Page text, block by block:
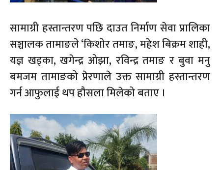
सामाग्री हस्तान्तरण पछि दाउत निर्माण सेवा प्रालिका
सञ्चालक तामाङले ‘किशोर तमाङ, महेश बिक्रम शाही,
यज्ञ खड्का, खगेन्द्र ओझा, रविन्द्र तमाङ र बुवा मनु
बमजम तामाङको प्रेरणाले उक्त सामाग्री हस्तान्तरण
गर्न आफुलाई थप हौसला मिलेको बताए ।